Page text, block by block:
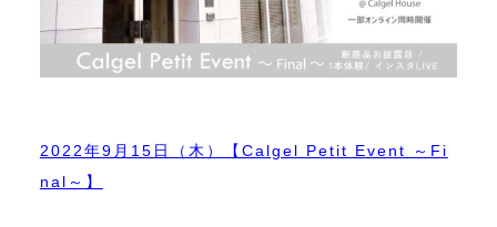
2022年9月15日（木）【Calgel Petit Event ～Fi
nal～】